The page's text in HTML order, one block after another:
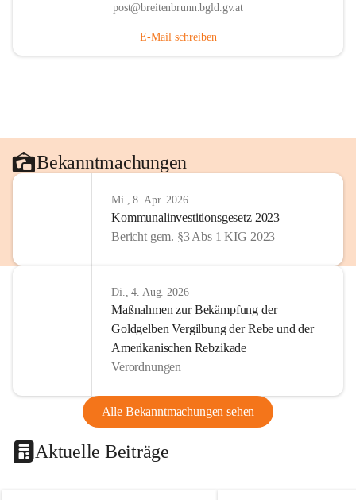
post@breitenbrunn.bgld.gv.at
E-Mail schreiben
Bekanntmachungen
Mi., 8. Apr. 2026
Kommunalinvestitionsgesetz 2023
Bericht gem. §3 Abs 1 KIG 2023
Di., 4. Aug. 2026
Maßnahmen zur Bekämpfung der
Goldgelben Vergilbung der Rebe und der
Amerikanischen Rebzikade
Verordnungen
Alle Bekanntmachungen sehen
Aktuelle Beiträge